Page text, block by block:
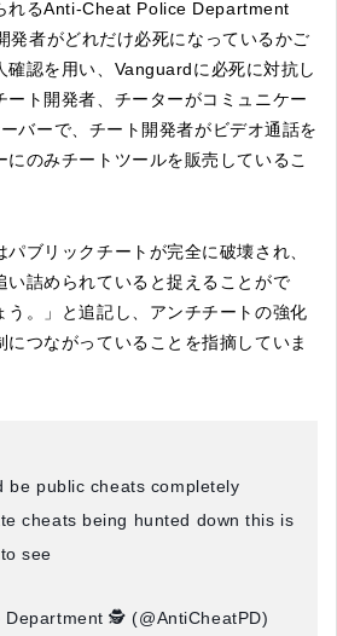
れるAnti-Cheat Police Department
発者がどれだけ必死になっているかご
確認を用い、Vanguardに必死に対抗し
ート開発者、チーターがコミュニケー
バーで、チート開発者がビデオ通話を
のみチートツールを販売しているこ
ブリックチートが完全に破壊され、
い詰められていると捉えることがで
う。」と追記し、アンチチートの強化
つながっていることを指摘していま
be public cheats completely
cheats being hunted down this is
see
🕵️ (@AntiCheatPD)